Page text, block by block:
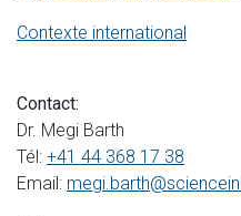
Contexte international
Contact:
Dr. Megi Barth
Tél: +41 44 368 17 38
Email: